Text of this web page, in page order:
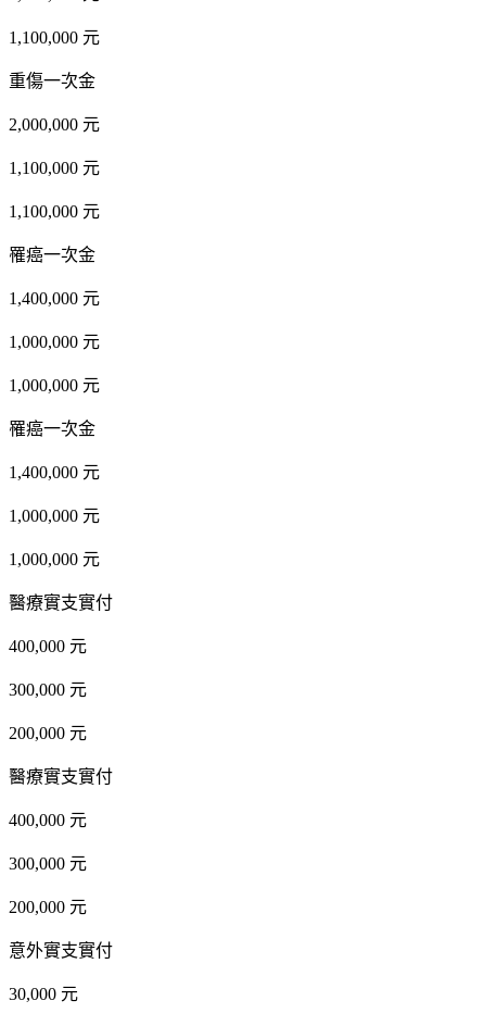
1,100,000 元
重傷一次金
2,000,000 元
1,100,000 元
1,100,000 元
罹癌一次金
1,400,000 元
1,000,000 元
1,000,000 元
罹癌一次金
1,400,000 元
1,000,000 元
1,000,000 元
醫療實支實付
400,000 元
300,000 元
200,000 元
醫療實支實付
400,000 元
300,000 元
200,000 元
意外實支實付
30,000 元